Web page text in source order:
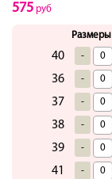
575 руб
Размеры
40 -
36 -
37 -
38 -
39 -
41 -